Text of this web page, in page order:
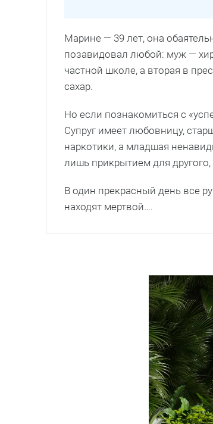
Марине — 39 лет, она
позавидовал любой: муж —
частной школе, а вторая в
сахар.
Но если познакомиться с
Супруг имеет любовницу,
наркотики, а младшая
лишь прикрытием для
В один прекрасный день все
находят мертвой….